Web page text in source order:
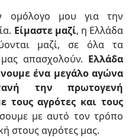
ομόλογο μου για την
Είμαστε μαζί, η Ελλάδα
μαζί, σε όλα τα
απασχολούν. Ελλάδα
ένα μεγάλο αγώνα
την πρωτογενή
τους αγρότες και τους
με αυτό τον τρόπο
στους αγρότες μας.